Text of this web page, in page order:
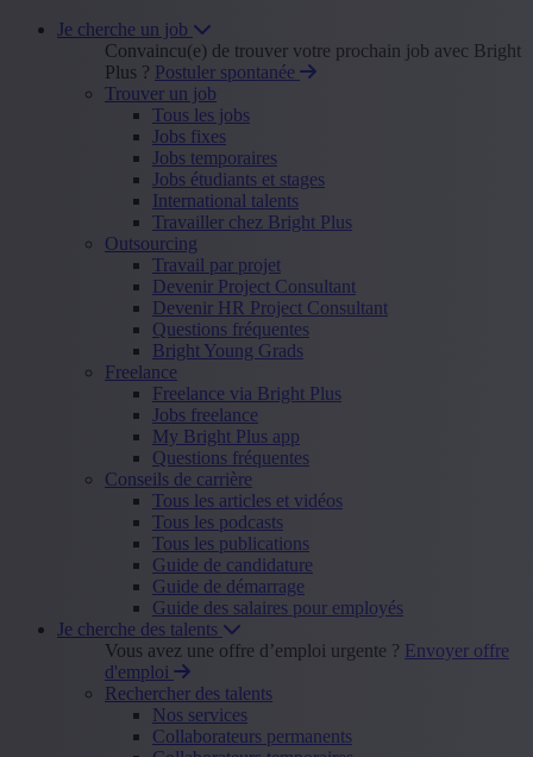
Je cherche un job
Convaincu(e) de trouver votre prochain job avec Bright
Plus ? Postuler spontanée
Trouver un job
Tous les jobs
Jobs fixes
Jobs temporaires
Jobs étudiants et stages
International talents
Travailler chez Bright Plus
Outsourcing
Travail par projet
Devenir Project Consultant
Devenir HR Project Consultant
Questions fréquentes
Bright Young Grads
Freelance
Freelance via Bright Plus
Jobs freelance
My Bright Plus app
Questions fréquentes
Conseils de carrière
Tous les articles et vidéos
Tous les podcasts
Tous les publications
Guide de candidature
Guide de démarrage
Guide des salaires pour employés
Je cherche des talents
Vous avez une offre d’emploi urgente ? Envoyer offre
d'emploi
Rechercher des talents
Nos services
Collaborateurs permanents